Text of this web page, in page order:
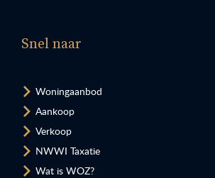
Snel naar
Woningaanbod
Aankoop
Verkoop
NWWI Taxatie
Wat is WOZ?